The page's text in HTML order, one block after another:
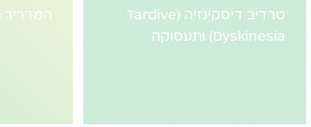
טרדיב דיסקינזיה (Tardive
Dyskinesia) ותעסוקה
המדריך